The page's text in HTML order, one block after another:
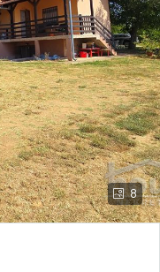
8